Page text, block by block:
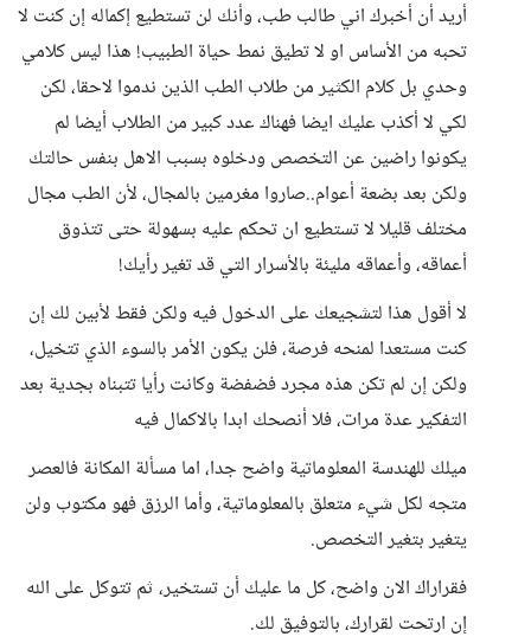
أريد أن أخبرك اني طالب طب، وأنك لن تستطيع إكماله إن كنت لا
تحبه من الأساس او لا تطيق نمط حياة الطبيب! هذا ليس كلامي
وحدي بل كلام الكثير من طلاب الطب الذين ندموا لاحقا، لكن
لكي لا أكذب عليك ايضا فهناك عدد كبير من الطلاب أيضا لم
يكونوا راضين عن التخصص ودخلوه بسبب الاهل بنفس حالتك
ولكن بعد بضعة أعوام..صاروا مغرمين بالمجال، لأن الطب مجال
مختلف قليلا لا تستطيع ان تحكم عليه بسهولة حتى تتذوق
أعماقه، وأعماقه مليئة بالأسرار التي قد تغير رأيك!
لا أقول هذا لتشجيعك على الدخول فيه ولكن فقط لأبين لك إن
كنت مستعدا لمنحه فرصة، فلن يكون الأمر بالسوء الذي تتخيل،
ولكن إن لم تكن هذه مجرد فضفضة وكانت رأيا تتبناه بجدية بعد
التفكير عدة مرات، فلا أنصحك ابدا بالاكمال فيه
ميلك للهندسة المعلوماتية واضح جدا، اما مسألة المكانة فالعصر
متجه لكل شيء متعلق بالمعلوماتية، وأما الرزق فهو مكتوب ولن
يتغير بتغير التخصص.
فقراراك الان واضح، كل ما عليك أن تستخير، ثم تتوكل على الله
إن ارتحت لقرارك، بالتوفيق لك.